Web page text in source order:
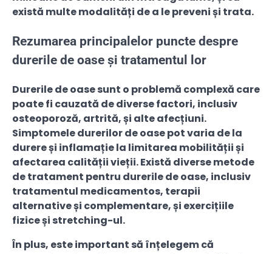
există multe modalități de a le preveni și trata.
Rezumarea principalelor puncte despre
durerile de oase și tratamentul lor
Durerile de oase sunt o problemă complexă care
poate fi cauzată de diverse factori, inclusiv
osteoporoză, artrită, și alte afecțiuni.
Simptomele durerilor de oase pot varia de la
durere și inflamație la limitarea mobilității și
afectarea calității vieții. Există diverse metode
de tratament pentru durerile de oase, inclusiv
tratamentul medicamentos, terapii
alternative și complementare, și exercițiile
fizice și stretching-ul.
În plus, este important să înțelegem că